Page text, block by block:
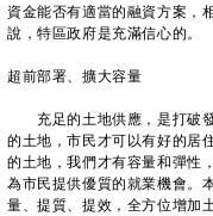
資金能否有適當的融資方案，
說，特區政府是充滿信心的。
超前部署、擴大容量
充足的土地供應，是打破發
的土地，市民才可以有好的居
的土地，我們才有容量和彈性
為市民提供優質的就業機會。
量、提質、提效，全方位增加